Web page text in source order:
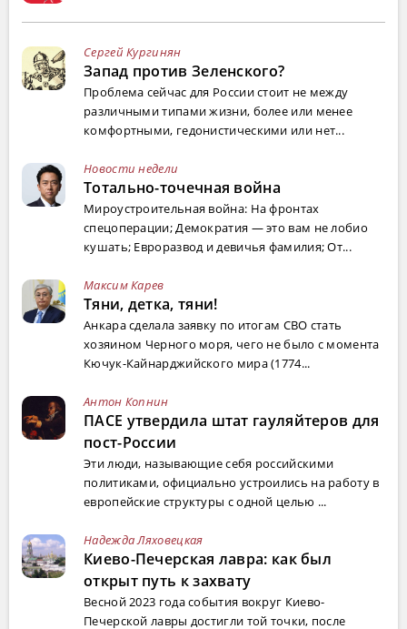
Сергей Кургинян
Запад против Зеленского?
Проблема сейчас для России стоит не между
различными типами жизни, более или менее
комфортными, гедонистическими или нет...
Новости недели
Тотально-точечная война
Мироустроительная война: На фронтах
спецоперации; Демократия — это вам не лобио
кушать; Евроразвод и девичья фамилия; От...
Максим Карев
Тяни, детка, тяни!
Анкара сделала заявку по итогам СВО стать
хозяином Черного моря, чего не было с момента
Кючук-Кайнарджийского мира (1774...
Антон Копнин
ПАСЕ утвердила штат гауляйтеров для
пост-России
Эти люди, называющие себя российскими
политиками, официально устроились на работу в
европейские структуры с одной целью ...
Надежда Ляховецкая
Киево-Печерская лавра: как был
открыт путь к захвату
Весной 2023 года события вокруг Киево-
Печерской лавры достигли той точки, после